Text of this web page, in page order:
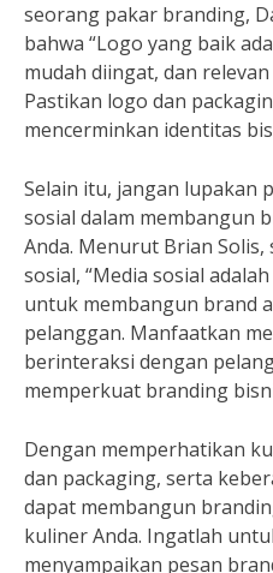
seorang pakar branding,
bahwa “Logo yang baik
mudah diingat, dan
Pastikan logo dan
mencerminkan identitas
Selain itu, jangan lupakan
sosial dalam membangun
Anda. Menurut Brian
sosial, “Media sosial
untuk membangun brand
pelanggan. Manfaatkan
berinteraksi dengan
memperkuat branding
Dengan memperhatikan
dan packaging, serta
dapat membangun
kuliner Anda. Ingatlah
menyampaikan pesan